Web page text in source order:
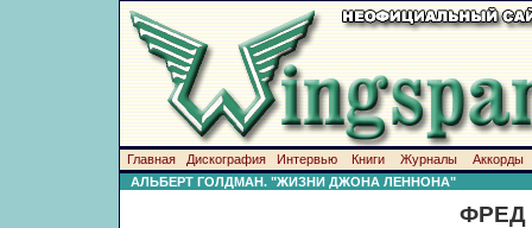
Главная Дискография Интервью Книги Журналы
Аккорды
АЛЬБЕРТ ГОЛДМАН. "ЖИЗНИ ДЖОНА ЛЕННОНА"
ФРЕД